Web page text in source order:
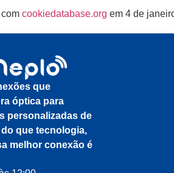
cookiedatabase.org em 4 de
que
óptica para
personalizadas de
que tecnologia,
melhor conexão é